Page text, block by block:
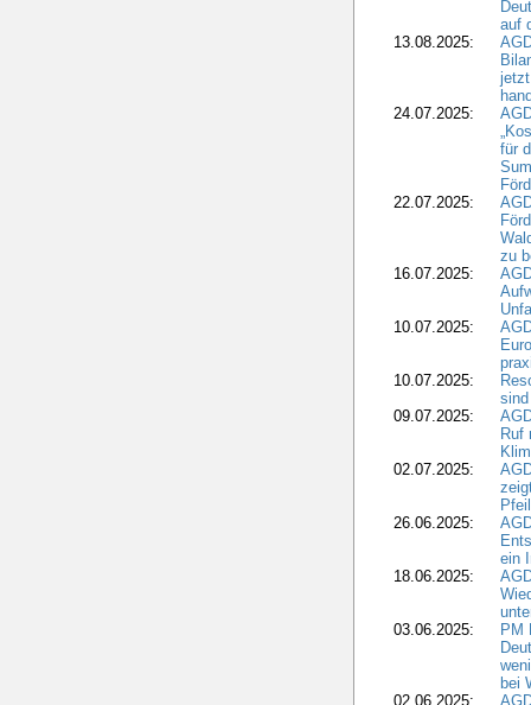
auf
13.08.2025:
24.07.2025:
für
22.07.2025:
zu
16.07.2025:
10.07.2025:
10.07.2025:
09.07.2025:
Ruf
02.07.2025:
26.06.2025:
ein
18.06.2025:
03.06.2025:
PM
bei
02.06.2025: